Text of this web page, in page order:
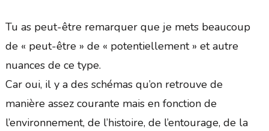
Tu as peut-être remarquer que je mets beaucoup
de « peut-être » de « potentiellement » et autre
nuances de ce type.
Car oui, il y a des schémas qu’on retrouve de
manière assez courante mais en fonction de
l’environnement, de l’histoire, de l’entourage, de la